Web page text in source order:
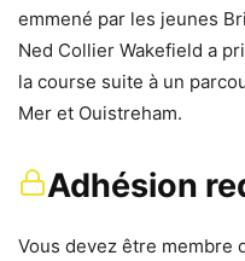
emmené par les jeunes
Ned Collier Wakefield a
la course suite à un
Mer et Ouistreham.
Adhésion
Vous devez être membre